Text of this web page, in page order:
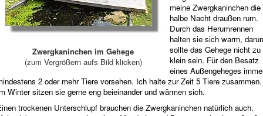
Zwergkaninchen im Gehege
(zum Vergrößern aufs Bild klicken)
meine Zwergkaninchen die
halbe Nacht draußen rum.
Durch das Herumrennen
halten sie sich warm,
sollte das Gehege nicht zu
klein sein. Für den Besatz
eines Außengeheges
2 oder mehr Tiere vorsehen. Ich halte zur Zeit 5 Tiere zusammen.
Winter sitzen sie gerne eng beieinander und wärmen sich.
trockenen Unterschlupf brauchen die Zwergkaninchen natürlich auch.